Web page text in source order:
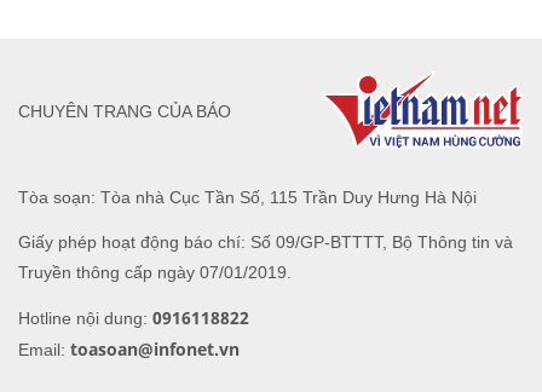
Tòa soạn: Tòa nhà Cục Tần Số, 115 Trần Duy Hưng Hà Nội
Giấy phép hoạt động báo chí: Số 09/GP-BTTTT, Bộ Thông tin và
Truyền thông cấp ngày 07/01/2019.
Hotline nội dung: 0916118822
Email: toasoan@infonet.vn
CHUYÊN TRANG CỦA BÁO